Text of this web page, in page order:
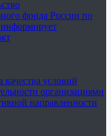
фонда России по
условий
организациями
направленности